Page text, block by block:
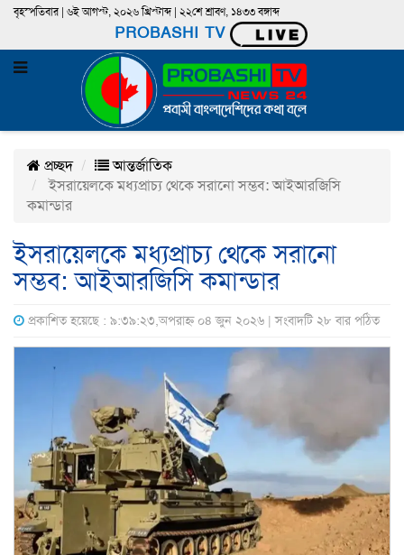
বৃহস্পতিবার | ৬ই আগস্ট, ২০২৬ খ্রিস্টাব্দ | ২২শে শ্রাবণ, ১৪৩৩ বঙ্গাব্দ
PROBASHI TV
প্রচ্ছদ
আন্তর্জাতিক
ইসরায়েলকে মধ্যপ্রাচ্য থেকে সরানো সম্ভব: আইআরজিসি
কমান্ডার
ইসরায়েলকে মধ্যপ্রাচ্য থেকে সরানো
সম্ভব: আইআরজিসি কমান্ডার
প্রকাশিত হয়েছে : ৯:৩৯:২৩,অপরাহ্ন ০৪ জুন ২০২৬ | সংবাদটি ২৮ বার পঠিত